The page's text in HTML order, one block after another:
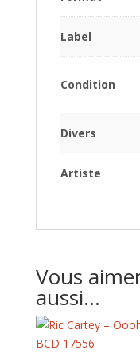
Label
Condition
Divers
Artiste
Vous
aussi…